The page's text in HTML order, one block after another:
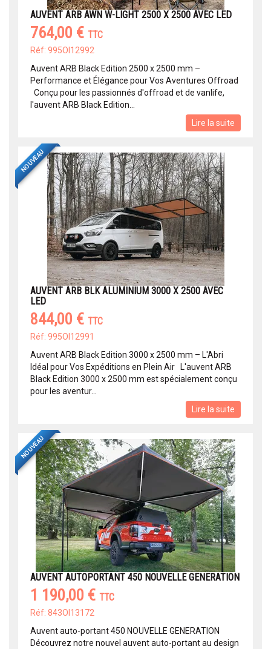
AUVENT ARB AWN W-LIGHT 2500 X 2500 AVEC LED
764,00 € TTC
Réf: 995OI12992
Auvent ARB Black Edition 2500 x 2500 mm –
Performance et Élégance pour Vos Aventures Offroad
Conçu pour les passionnés d'offroad et de vanlife,
l'auvent ARB Black Edition...
Lire la suite
NOUVEAU
AUVENT ARB BLK ALUMINIUM 3000 X 2500 AVEC
LED
844,00 € TTC
Réf: 995OI12991
Auvent ARB Black Edition 3000 x 2500 mm – L'Abri
Idéal pour Vos Expéditions en Plein Air L'auvent ARB
Black Edition 3000 x 2500 mm est spécialement conçu
pour les aventur...
Lire la suite
NOUVEAU
AUVENT AUTOPORTANT 450 NOUVELLE GENERATION
1 190,00 € TTC
Réf: 843OI13172
Auvent auto-portant 450 NOUVELLE GENERATION
Découvrez notre nouvel auvent auto-portant au design